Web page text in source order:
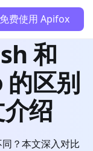
免费使用 Apifox
和
区别
绍
？本文深入对比